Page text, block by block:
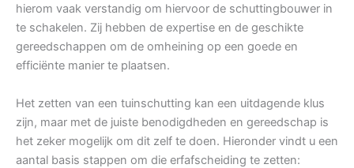
hierom vaak verstandig om hiervoor de schuttingbouwer in
te schakelen. Zij hebben de expertise en de geschikte
gereedschappen om de omheining op een goede en
efficiënte manier te plaatsen.
Het zetten van een tuinschutting kan een uitdagende klus
zijn, maar met de juiste benodigdheden en gereedschap is
het zeker mogelijk om dit zelf te doen. Hieronder vindt u een
aantal basis stappen om die erfafscheiding te zetten: